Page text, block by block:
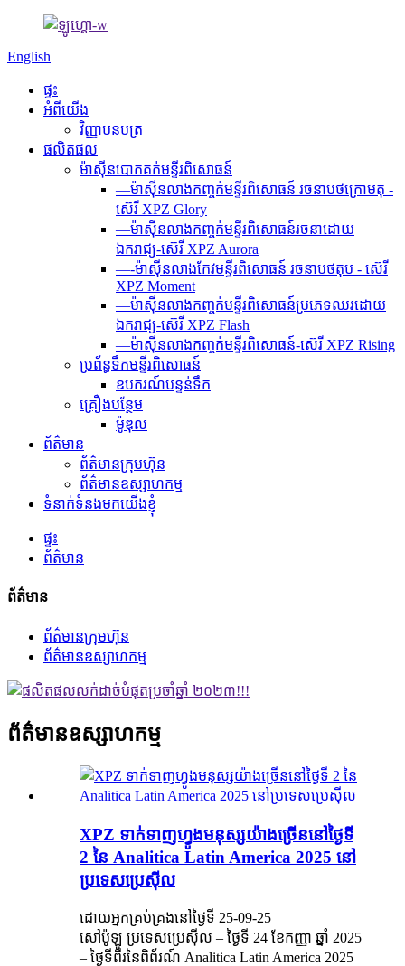
English
ផ្ទះ
អំពីយើង
វិញ្ញាបនបត្រ
ផលិតផល
ម៉ាស៊ីនបោកគក់មន្ទីរពិសោធន៍
—ម៉ាស៊ីនលាងកញ្ចក់មន្ទីរពិសោធន៍ រចនាបថក្រោមតុ -
ស៊េរី XPZ Glory
—ម៉ាស៊ីន​លាង​កញ្ចក់​មន្ទីរពិសោធន៍​រចនា​ដោយ​
ឯករាជ្យ-ស៊េរី XPZ Aurora
—-ម៉ាស៊ីនលាងកែវមន្ទីរពិសោធន៍ រចនាបថតុប - ស៊េរី
XPZ Moment
—ម៉ាស៊ីន​លាង​កញ្ចក់​មន្ទីរពិសោធន៍​ប្រភេទ​ឈរ​ដោយ​
ឯករាជ្យ-ស៊េរី XPZ Flash
—ម៉ាស៊ីនលាងកញ្ចក់មន្ទីរពិសោធន៍-ស៊េរី XPZ Rising
ប្រព័ន្ធទឹកមន្ទីរពិសោធន៍
ឧបករណ៍បន្ទន់ទឹក
គ្រឿងបន្ថែម
ម៉ូឌុល
ព័ត៌មាន
ព័ត៌មានក្រុមហ៊ុន
ព័ត៌មានឧស្សាហកម្ម
ទំនាក់ទំនងមកយើងខ្ញុំ
ផ្ទះ
ព័ត៌មាន
ព័ត៌មាន
ព័ត៌មានក្រុមហ៊ុន
ព័ត៌មានឧស្សាហកម្ម
ព័ត៌មានឧស្សាហកម្ម
XPZ ទាក់ទាញហ្វូងមនុស្សយ៉ាងច្រើននៅថ្ងៃទី
2 នៃ Analitica Latin America 2025 នៅ
ប្រទេសប្រេស៊ីល
ដោយអ្នកគ្រប់គ្រងនៅថ្ងៃទី 25-09-25
សៅប៉ូឡូ ប្រទេសប្រេស៊ីល – ថ្ងៃទី 24 ខែកញ្ញា ឆ្នាំ 2025
– ថ្ងៃទីពីរនៃពិព័រណ៍ Analitica Latin America 2025